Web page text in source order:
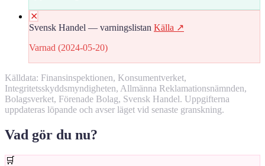
✕
Svensk Handel — varningslistan Källa ↗
Varnad (2024-05-20)
Källdata: Finansinspektionen, Konsumentverket,
Integritetsskyddsmyndigheten, Allmänna Reklamationsnämnden,
Bolagsverket, Förenade Bolag, Svensk Handel. Uppgifterna
uppdateras löpande och avser läget vid senaste granskning.
Vad gör du nu?
🛒